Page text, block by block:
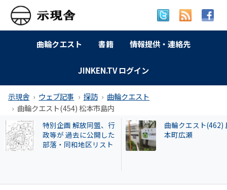
曲輪クエスト 書籍 情報提供・連絡先
JINKEN.TV ログイン
示現舎 ウェブ記事 探訪
曲輪クエスト
曲輪クエスト(454) 松本市島内
曲輪クエスト(462) 島
本町広瀬
曲輪クエスト(110)
市伊香立下龍華 “